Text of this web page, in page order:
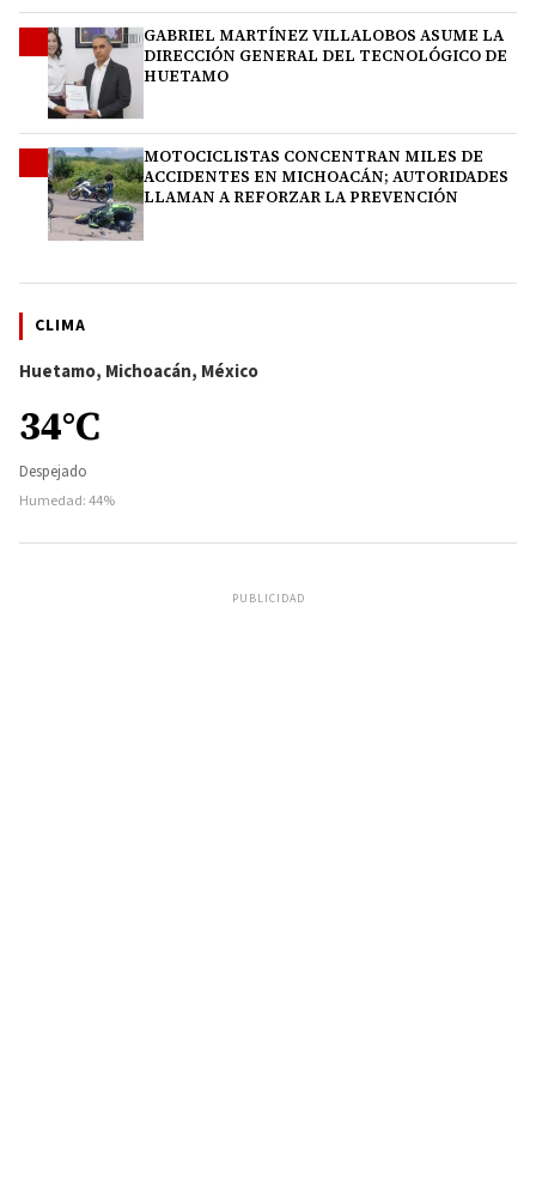
GABRIEL MARTÍNEZ VILLALOBOS ASUME LA
DIRECCIÓN GENERAL DEL TECNOLÓGICO DE
HUETAMO
MOTOCICLISTAS CONCENTRAN MILES DE
ACCIDENTES EN MICHOACÁN; AUTORIDADES
LLAMAN A REFORZAR LA PREVENCIÓN
CLIMA
Huetamo, Michoacán, México
34°C
Despejado
Humedad: 44%
PUBLICIDAD